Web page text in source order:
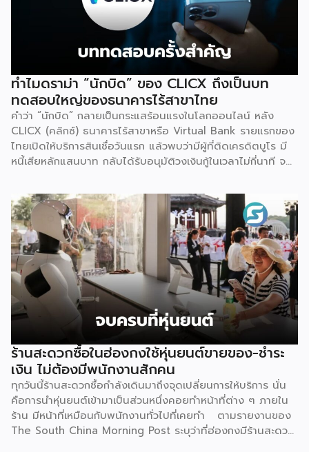
ทำไมดราม่า “นักบิด” ของ CLICX ถึงเป็นบท
ทดสอบใหญ่ของธนาคารไร้สาขาไทย
คำว่า “นักบิด” กลายเป็นกระแสร้อนแรงในโลกออนไลน์ หลัง
CLICX (คลิกซ์) ธนาคารไร้สาขาหรือ Virtual Bank รายแรกของ
ไทยเปิดให้บริการสินเชื่อวันแรก แล้วพบว่ามีผู้ที่ติดเครดิตบูโร มี
หนี้เสียหลักแสนบาท กลับได้รับอนุมัติวงเงินกู้ในเวลาไม่กี่นาที จน
ผู้สมัครที่มีประวัติการเงินดีบางรายกลับถูกระบบปฏิเสธ
เหตุการณ์นี้ไม่ใช่แค่ดราม่าบนโลกออนไลน์เท่านั้น แต่เป็นกรณี
ศึกษาที่สะท้อนธรรมชาติของโมเดลธุรกิจใหม่ที่กำลังจะเปลี่ยน
โครงสร้างการเงินไทย นั่นคือ Virtual Bank ซึ่งผู้ประกอบการ
SME ควรทำความเข้าใจให้ลึกกว่าพาดหัวข่าว เพราะทั้งโอกาส และ
ความเสี่ยงที่เกิดขึ้นล้วนเกี่ยวข้องกับการเข้าถึงแหล่งทุนของธุรกิจ
รายย่อยโดยตรง ก่อนอื่นมาทำความเข้าใจกันก่อนว่า Virtual
Bank คืออะไร ต่างจากธนาคารเดิมตรงไหน คำตอบเรื่องนี้
อธิบายให้เข้าใจว่านี่ คือธนาคารที่ได้รับใบอนุญาตเต็มรูปแบบจาก
ธนาคารแห่งประเทศไทย (ธปท.) เหมือนธนาคารพาณิชย์ทั่วไปทุก
ประการ ต่างกันที่ไม่มีหน้าสาขาให้เดินเข้าไปทำธุรกรรม ทุกอย่าง
ตั้งแต่เปิดบัญชี ฝาก-ถอน โอนเงิน ไปจนถึงขอสินเชื่อ จะทำผ่าน
แอปพลิเคชันทั้งหมด จุดนี้คือสิ่งที่ทำให้ Virtual Bank ต่าง
จาก Mobile Banking ของธนาคารทั่วไปที่เราคุ้นเคย เพราะ
Mobile […]
ร้านสะดวกซื้อในฮ่องกงใช้หุ่นยนต์ขายของ-ชำระ
เงิน ไม่ต้องมีพนักงานสักคน
ทุกวันนี้ร้านสะดวกซื้อกำลังเดินมาถึงจุดเปลี่ยนการให้บริการ นั่น
คือการนำหุ่นยนต์เข้ามาเป็นส่วนหนึ่งคอยทำหน้าที่ต่าง ๆ ภายใน
ร้าน มีหน้าที่เหมือนกับพนักงานทั่วไปที่เคยทำ ตามรายงานของ
The South China Morning Post ระบุว่าที่ฮ่องกงมีร้านสะดวก